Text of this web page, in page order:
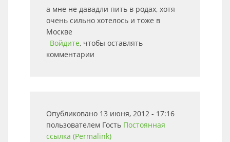
а мне не давадли пить в родах, хотя
очень сильно хотелось и тоже в
Москве
Войдите, чтобы оставлять
комментарии
Опубликовано 13 июня, 2012 - 17:16
пользователем Гость Постоянная
ссылка (Permalink)